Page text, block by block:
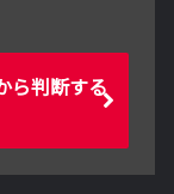
ら判断する